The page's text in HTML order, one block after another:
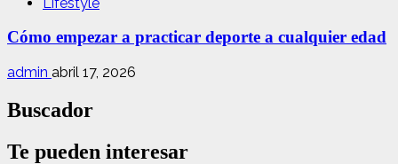
Cómo empezar a practicar deporte a cualquier edad
admin abril 17, 2026
Buscador
Te pueden interesar